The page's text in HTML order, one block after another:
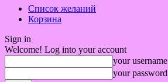
Список желаний
Корзина
Sign in
Welcome! Log into your account
your username
your password